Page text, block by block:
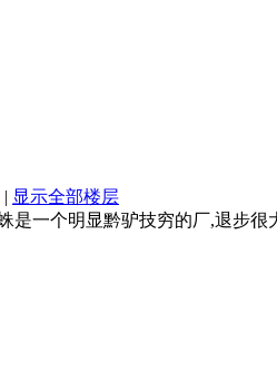
| 显示全部楼层
是一个明显黔驴技穷的厂,退步很